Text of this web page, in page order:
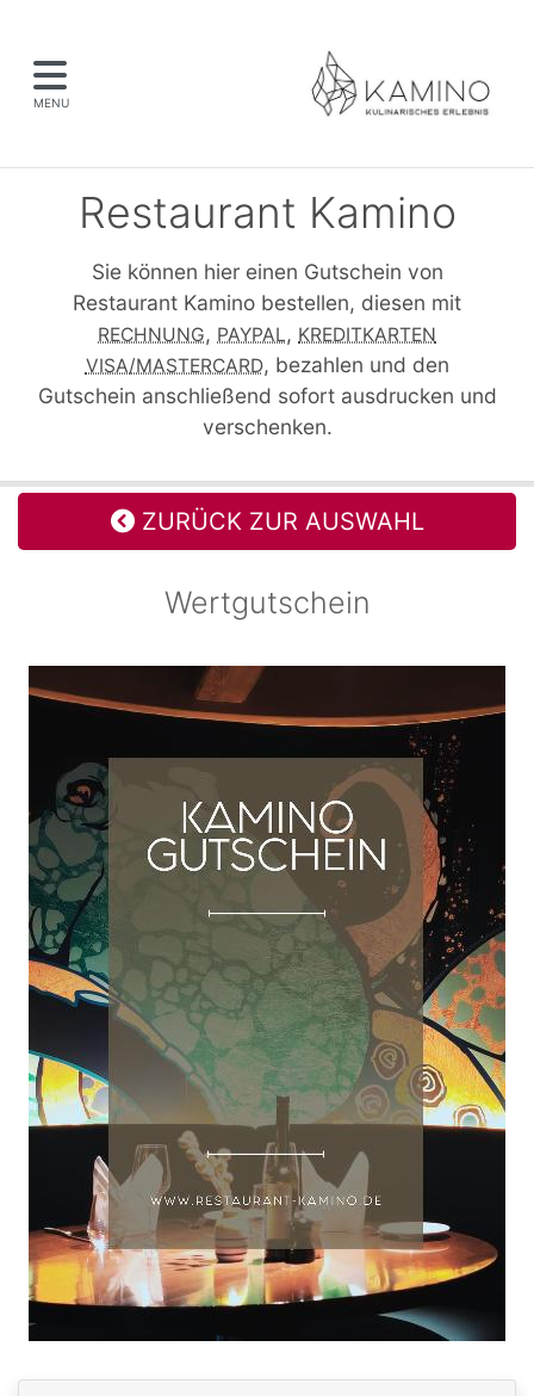
MENU
Restaurant Kamino
Sie können hier einen Gutschein von
Restaurant Kamino bestellen, diesen mit
RECHNUNG, PAYPAL, KREDITKARTEN
VISA/MASTERCARD, bezahlen und den
Gutschein anschließend sofort ausdrucken und
verschenken.
ZURÜCK ZUR AUSWAHL
Wertgutschein